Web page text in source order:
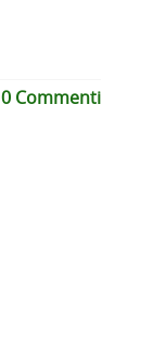
0 Commenti